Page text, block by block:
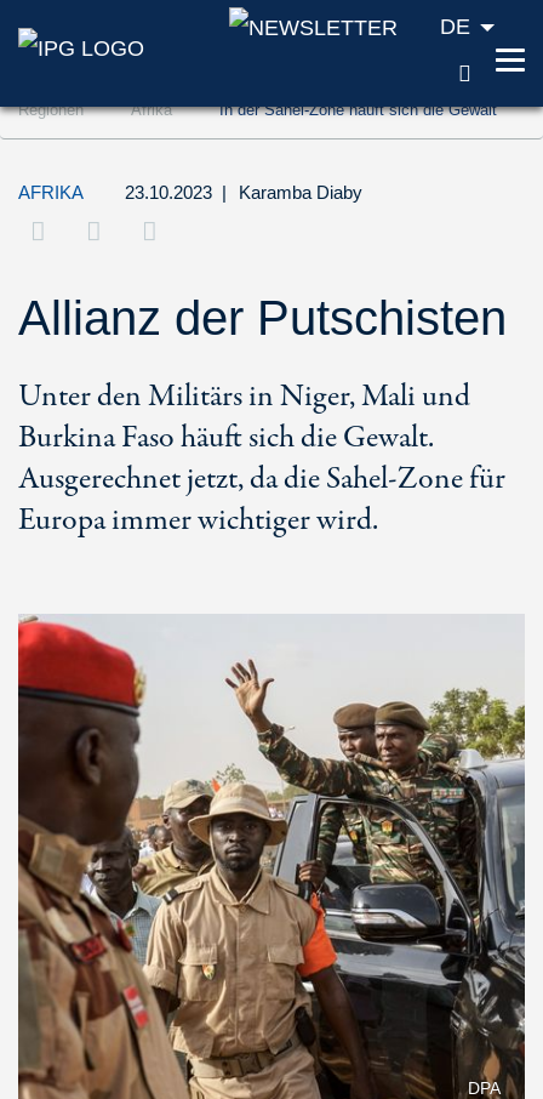
Zum Inhalt springen (Accesskey '1')
Zur Suche springen (Accesskey '2')
Zur Navigation springen (Accesskey '3')
DE
Regionen Afrika In der Sahel-Zone häuft sich die Gewalt
AFRIKA 23.10.2023 | Karamba Diaby
Allianz der Putschisten
Unter den Militärs in Niger, Mali und
Burkina Faso häuft sich die Gewalt.
Ausgerechnet jetzt, da die Sahel-Zone für
Europa immer wichtiger wird.
DPA